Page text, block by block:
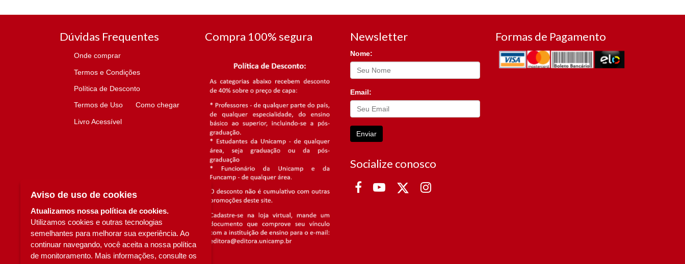
Dúvidas Frequentes
Onde comprar
Termos e Condições
Política de Desconto
Termos de Uso Como chegar
Livro Acessível
Compra 100% segura Newsletter
Nome:
Email:
Enviar
Socialize conosco
Formas de Pagamento
Aviso de uso de cookies
Atualizamos nossa política de cookies.
Utilizamos cookies e outras tecnologias
semelhantes para melhorar sua experiência. Ao
continuar navegando, você aceita a nossa política
de monitoramento. Mais informações, consulte os